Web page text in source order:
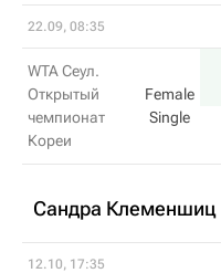
22.09, 08:35
WTA Сеул.
Открытый
чемпионат
Кореи
Female
Single
Сандра Клеменшиц
12.10, 17:35